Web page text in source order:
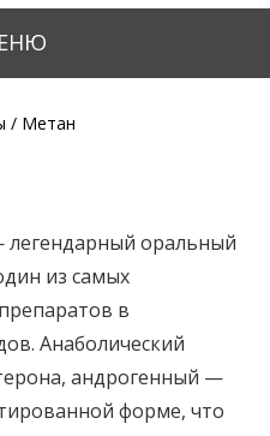
/ Метан
легендарный оральный
из самых
в
Анаболический
андрогенный —
форме, что